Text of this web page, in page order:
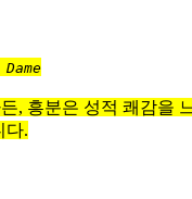
Dame
, 흥분은 성적 쾌감을
다.